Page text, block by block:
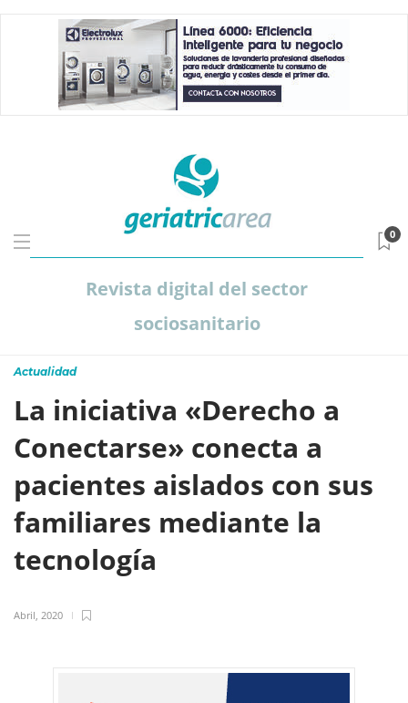
Revista digital del sector
sociosanitario
0
Actualidad
La iniciativa «Derecho a
Conectarse» conecta a
pacientes aislados con sus
familiares mediante la
tecnología
Abril, 2020